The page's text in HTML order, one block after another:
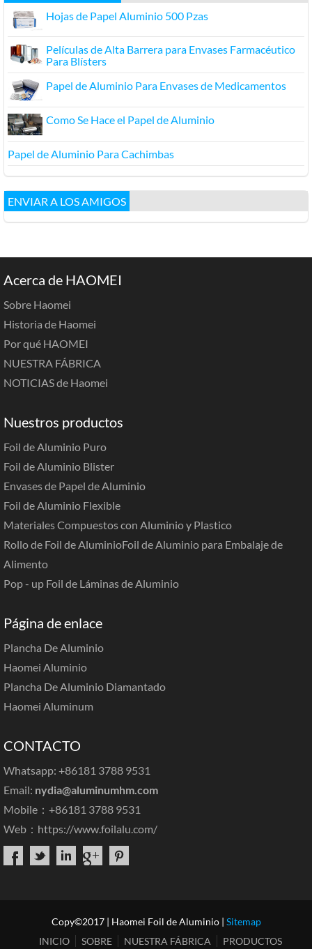
Hojas de Papel Aluminio 500 Pzas
Películas de Alta Barrera para Envases Farmacéutico
Para Blísters
Papel de Aluminio Para Envases de Medicamentos
Como Se Hace el Papel de Aluminio
Papel de Aluminio Para Cachimbas
ENVIAR A LOS AMIGOS
Acerca de HAOMEI
Sobre Haomei
Historia de Haomei
Por qué HAOMEI
NUESTRA FÁBRICA
NOTICIAS de Haomei
Nuestros productos
Foil de Aluminio Puro
Foil de Aluminio Blister
Envases de Papel de Aluminio
Foil de Aluminio Flexible
Materiales Compuestos con Aluminio y Plastico
Rollo de Foil de AluminioFoil de Aluminio para Embalaje de
Alimento
Pop - up Foil de Láminas de Aluminio
Página de enlace
Plancha De Aluminio
Haomei Aluminio
Plancha De Aluminio Diamantado
Haomei Aluminum
CONTACTO
Whatsapp: +86181 3788 9531
Email: nydia@aluminumhm.com
Mobile：+86181 3788 9531
Web： https://www.foilalu.com/
Copy©2017 | Haomei Foil de Aluminio | Sitemap
INICIO
SOBRE NUESTRA FÁBRICA PRODUCTOS